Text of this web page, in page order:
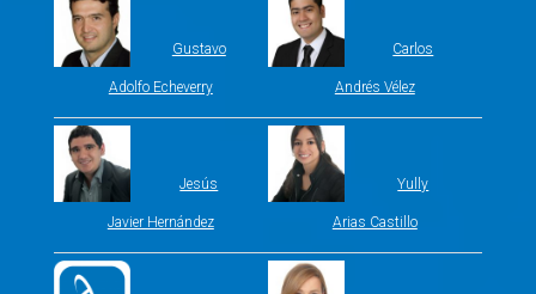
Gustavo
Adolfo Echeverry
Carlos
Andrés Vélez
Jesús
Javier Hernández
Yully
Arias Castillo